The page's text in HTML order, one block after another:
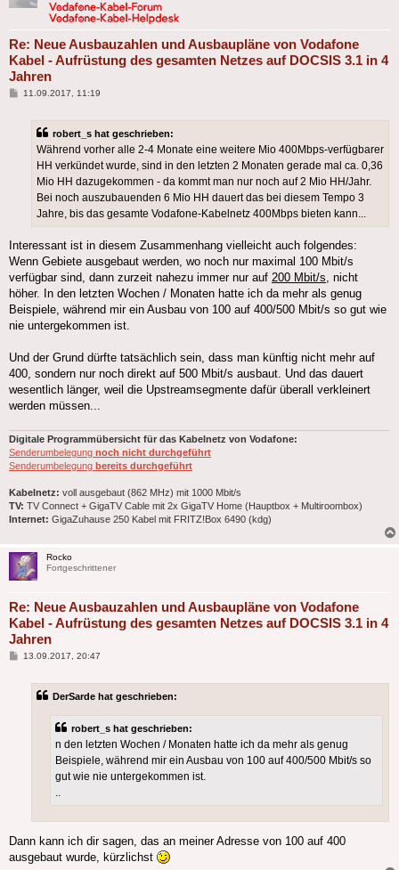
Re: Neue Ausbauzahlen und Ausbaupläne von Vodafone
Kabel - Aufrüstung des gesamten Netzes auf DOCSIS 3.1 in 4
Jahren
Beitrag
11.09.2017, 11:19
robert_s hat geschrieben:
Während vorher alle 2-4 Monate eine weitere Mio 400Mbps-verfügbarer
HH verkündet wurde, sind in den letzten 2 Monaten gerade mal ca. 0,36
Mio HH dazugekommen - da kommt man nur noch auf 2 Mio HH/Jahr.
Bei noch auszubauenden 6 Mio HH dauert das bei diesem Tempo 3
Jahre, bis das gesamte Vodafone-Kabelnetz 400Mbps bieten kann...
Interessant ist in diesem Zusammenhang vielleicht auch folgendes:
Wenn Gebiete ausgebaut werden, wo noch nur maximal 100 Mbit/s
verfügbar sind, dann zurzeit nahezu immer nur auf 200 Mbit/s, nicht
höher. In den letzten Wochen / Monaten hatte ich da mehr als genug
Beispiele, während mir ein Ausbau von 100 auf 400/500 Mbit/s so gut wie
nie untergekommen ist.
Und der Grund dürfte tatsächlich sein, dass man künftig nicht mehr auf
400, sondern nur noch direkt auf 500 Mbit/s ausbaut. Und das dauert
wesentlich länger, weil die Upstreamsegmente dafür überall verkleinert
werden müssen...
Digitale Programmübersicht für das Kabelnetz von Vodafone:
Senderumbelegung noch nicht durchgeführt
Senderumbelegung bereits durchgeführt
Kabelnetz: voll ausgebaut (862 MHz) mit 1000 Mbit/s
TV: TV Connect + GigaTV Cable mit 2x GigaTV Home (Hauptbox + Multiroombox)
Internet: GigaZuhause 250 Kabel mit FRITZ!Box 6490 (kdg)
Rocko
Fortgeschrittener
Re: Neue Ausbauzahlen und Ausbaupläne von Vodafone
Kabel - Aufrüstung des gesamten Netzes auf DOCSIS 3.1 in 4
Jahren
Beitrag
13.09.2017, 20:47
DerSarde hat geschrieben:
robert_s hat geschrieben:
n den letzten Wochen / Monaten hatte ich da mehr als genug
Beispiele, während mir ein Ausbau von 100 auf 400/500 Mbit/s so
gut wie nie untergekommen ist.
..
Dann kann ich dir sagen, das an meiner Adresse von 100 auf 400
ausgebaut wurde, kürzlichst